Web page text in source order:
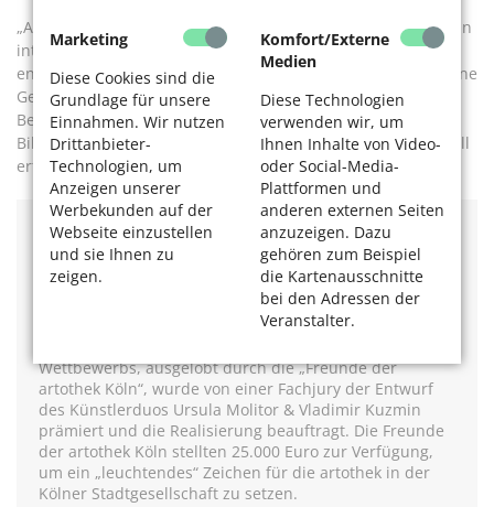
Marketing
Diese Cookies sind die
Grundlage für unsere
Einnahmen. Wir nutzen
Drittanbieter-
Technologien, um
Anzeigen unserer
Werbekunden auf der
Webseite einzustellen
und sie Ihnen zu
zeigen.
Komfort/Externe
Medien
Diese Technologien
verwenden wir, um
Ihnen Inhalte von Video-
oder Social-Media-
Plattformen und
anderen externen Seiten
anzuzeigen. Dazu
gehören zum Beispiel
die Kartenausschnitte
bei den Adressen der
Veranstalter.
„Auch ohne kunsthistorischen Sachverstand entdecken wir in
interessanten Bildern immer wieder neue Dinge. Oft
entscheidet die Langzeitwirkung, wir haben dann ganz eigene
Geschichten zu den Bildern.“ „Und wenn die Kinder zu
Besuch kommen, fragen sie neugierig: ‚Habt ihr neue
Bilder?‘“, erzählt Claudia. Nun, da ist der Bildungsauftrag voll
erfüllt.
Kunstprojekt zum 50-jährigen Jubiläum
Anlässlich des 50. Jubiläums der artothek – Raum für
junge Kunst ermöglicht der Förderverein „Freunde der
artothek Köln“ noch bis zum 19. November ein
temporäres Lichtkunstprojekt an der Fassade des Haus
Wettbewerbs, ausgelobt durch die „Freunde der
artothek Köln“, wurde von einer Fachjury der Entwurf
des Künstlerduos Ursula Molitor & Vladimir Kuzmin
prämiert und die Realisierung beauftragt. Die Freunde
der artothek Köln stellten 25.000 Euro zur Verfügung,
um ein „leuchtendes“ Zeichen für die artothek in der
Kölner Stadtgesellschaft zu setzen.